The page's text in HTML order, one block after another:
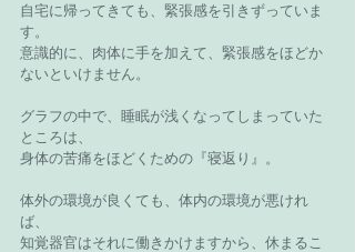
自宅に帰ってきても、緊張感を引きずっていま
す。
意識的に、肉体に手を加えて、緊張感をほどか
ないといけません。
グラフの中で、睡眠が浅くなってしまっていた
ところは、
身体の苦痛をほどくための『寝返り』。
体外の環境が良くても、体内の環境が悪けれ
ば、
知覚器官はそれに働きかけますから、休まるこ